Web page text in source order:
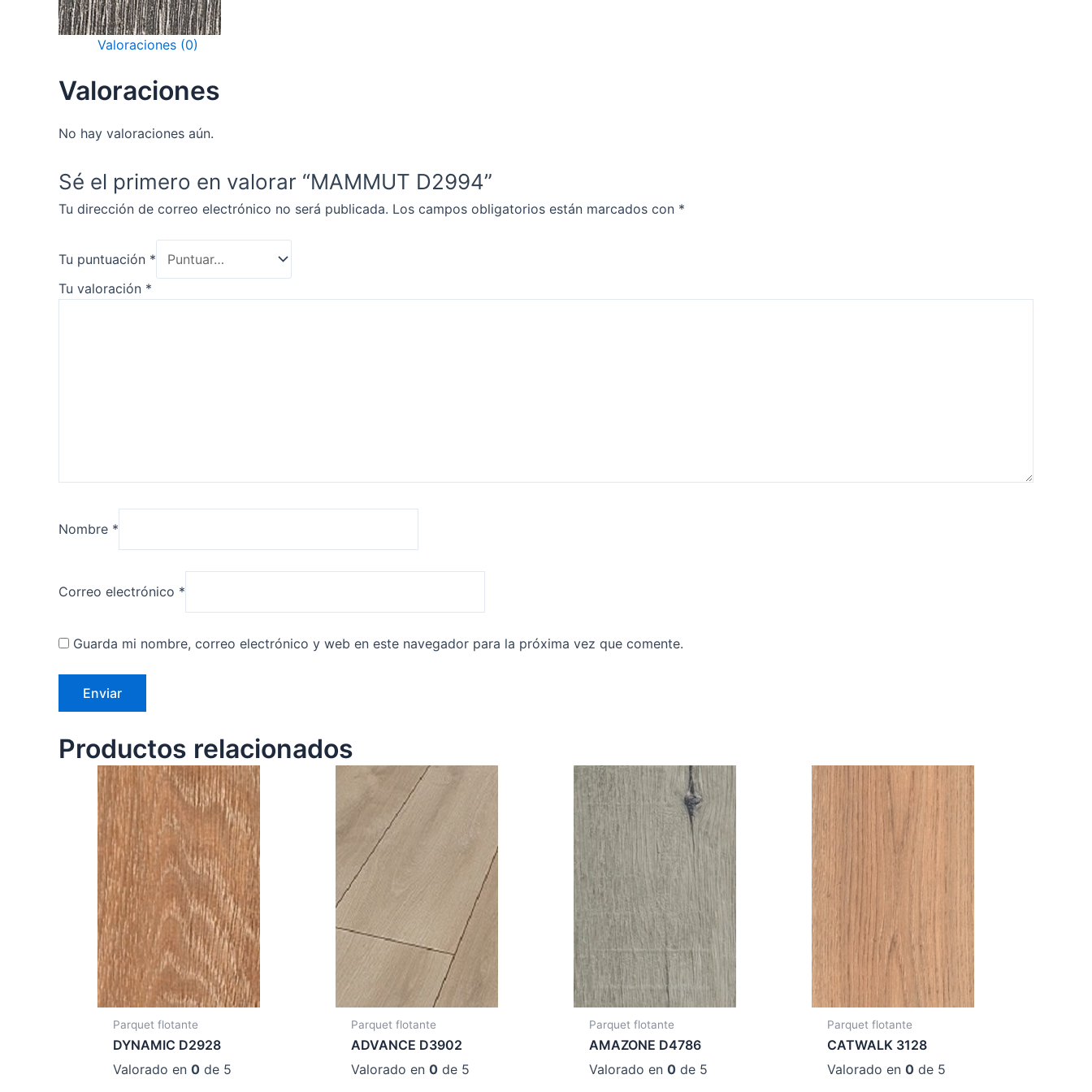
Valoraciones (0)
Valoraciones
No hay valoraciones aún.
Sé el primero en valorar “MAMMUT D2994”
Tu dirección de correo electrónico no será publicada. Los campos obligatorios están marcados con *
Tu puntuación *
Tu valoración *
Nombre *
Correo electrónico *
Guarda mi nombre, correo electrónico y web en este navegador para la próxima vez que comente.
Productos relacionados
Parquet flotante
DYNAMIC D2928
Valorado en0 de 5
Parquet flotante
ADVANCE D3902
Valorado en0 de 5
Parquet flotante
AMAZONE D4786
Valorado en0 de 5
Parquet flotante
CATWALK 3128
Valorado en0 de 5